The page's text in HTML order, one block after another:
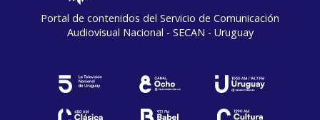
Portal de contenidos del Servicio de Comunicación
Audiovisual Nacional - SECAN - Uruguay